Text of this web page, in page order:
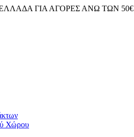
ΓΙΑ ΑΓΟΡΕΣ ΑΝΩ ΤΩΝ 50€
Χώρου